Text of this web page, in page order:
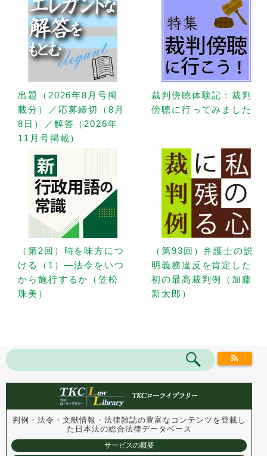
出題（2026年8月号掲
載分）／応募締切（8月
8日）／解答（2026年
11月号掲載）
裁判傍聴体験記：裁判
傍聴に行ってみました
（第2回）時を味方につ
ける（1）—法令をいつ
から施行するか（笠松
珠美）
（第93回）弁護士の説
明義務違反を肯定した
初の最高裁判例（加藤
新太郎）
判例・法令・文献情報・法律雑誌の豊富なコンテンツを登載し
た 日本法の総合法律データベース
サービスの概要